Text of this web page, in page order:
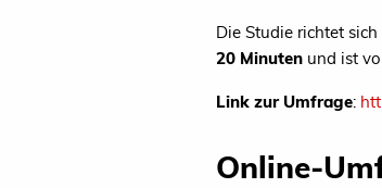
Die Studie richtet
20 Minuten und ist
Link zur Umfrage:
Online-